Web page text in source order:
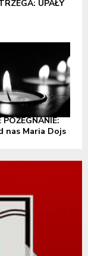
UPAŁY
nas Maria Dojs